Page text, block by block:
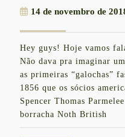
|
Tudo
que
você
precisa
saber
sobre
14 de novembro de
Hey guys! Hoje vamos
Não dava pra imaginar
as primeiras “galochas”
1856 que os sócios
Spencer Thomas
borracha Noth British